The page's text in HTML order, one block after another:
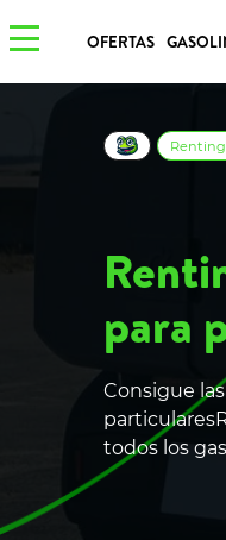
OFERTAS
para
Consigue
todos los